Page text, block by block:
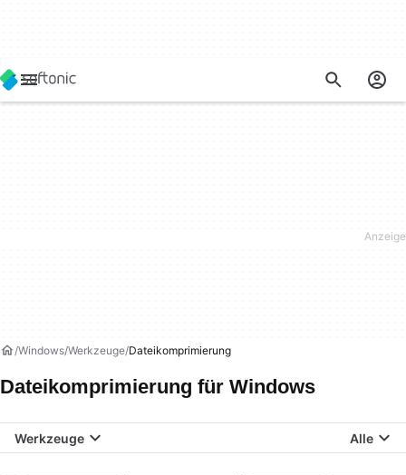
Windows Werkzeuge Dateikomprimierung
Dateikomprimierung für Windows
Werkzeuge Alle